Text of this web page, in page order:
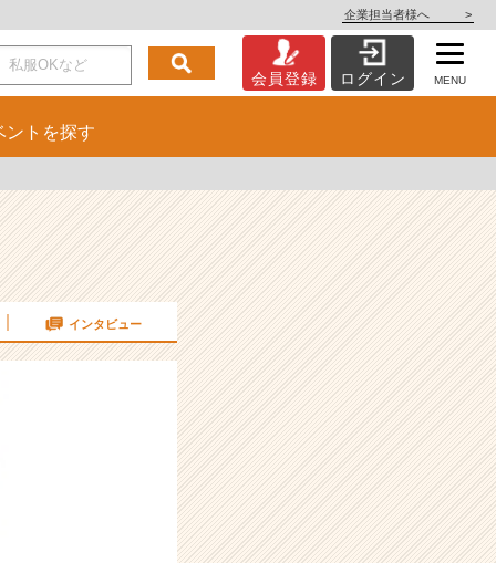
企業担当者様へ >
会員登録 ログイン MENU
ント を探す
インタビュー